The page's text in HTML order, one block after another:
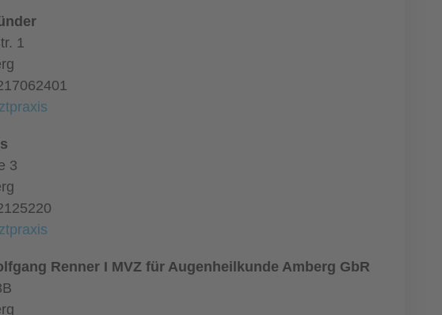
1
3
Renner I MVZ für Augenheilkunde Amberg GbR